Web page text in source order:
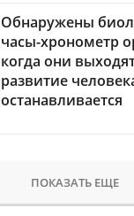
Обнаружены
часы-хронометр
когда они
развитие
останавливается
ПОКАЗАТЬ ЕЩЕ